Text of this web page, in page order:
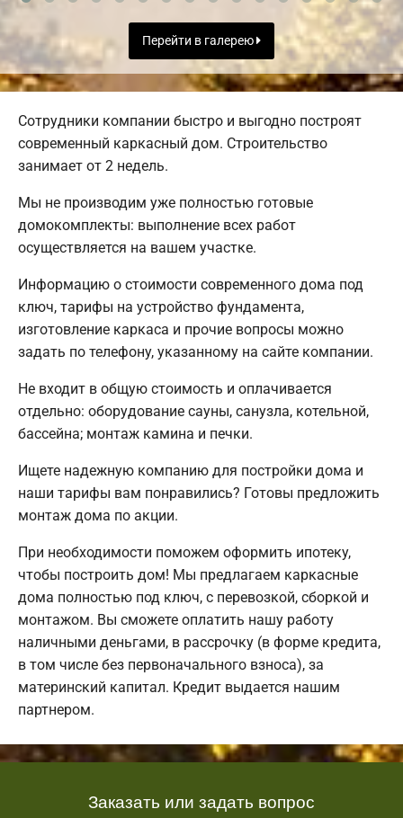
Перейти в галерею
Сотрудники компании быстро и выгодно построят
современный каркасный дом. Строительство
занимает от 2 недель.
Мы не производим уже полностью готовые
домокомплекты: выполнение всех работ
осуществляется на вашем участке.
Информацию о стоимости современного дома под
ключ, тарифы на устройство фундамента,
изготовление каркаса и прочие вопросы можно
задать по телефону, указанному на сайте компании.
Не входит в общую стоимость и оплачивается
отдельно: оборудование сауны, санузла, котельной,
бассейна; монтаж камина и печки.
Ищете надежную компанию для постройки дома и
наши тарифы вам понравились? Готовы предложить
монтаж дома по акции.
При необходимости поможем оформить ипотеку,
чтобы построить дом! Мы предлагаем каркасные
дома полностью под ключ, с перевозкой, сборкой и
монтажом. Вы сможете оплатить нашу работу
наличными деньгами, в рассрочку (в форме кредита,
в том числе без первоначального взноса), за
материнский капитал. Кредит выдается нашим
партнером.
Заказать или задать вопрос